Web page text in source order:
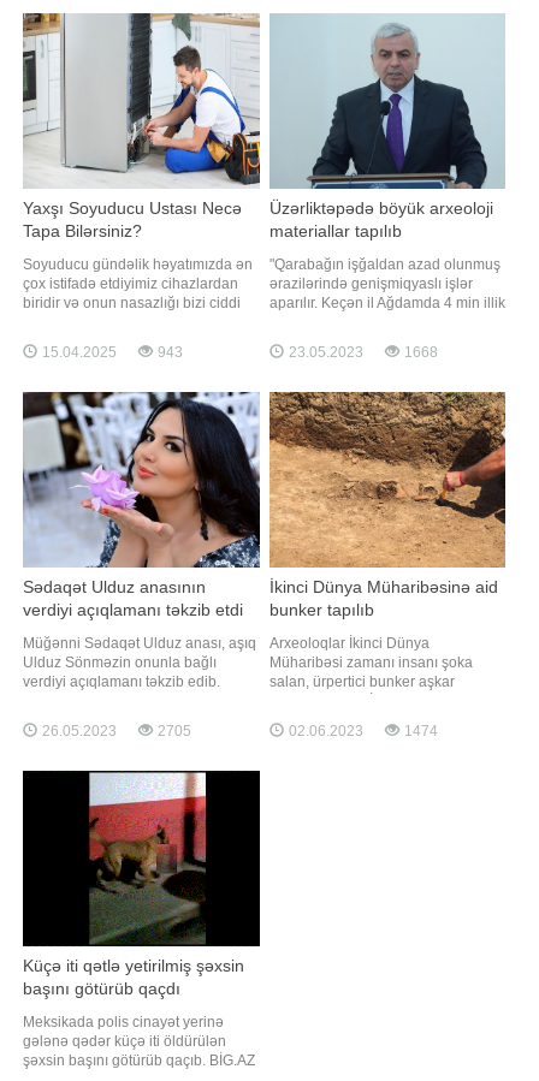
vəsilə olur. Xidmətlər : . SMM –
SMM Xidmeti, Instagram
maraqla izləyir və tez-tez bu obrazın
yeni səhnəciklərini
Yaxşı Soyuducu Ustası Necə
Tapa Bilərsiniz?
Soyuducu gündəlik həyatımızda ən
çox istifadə etdiyimiz cihazlardan
biridir və onun nasazlığı bizi ciddi
aylarında soyuducunun işləməməsi
ərzaqların xarab olmasına, maliyyə
görə də yaxşı və peşəkar Soyuducu
ustası tapmaq çox vacibdir
15.04.2025 943
Üzərliktəpədə böyük arxeoloji
materiallar tapılıb
"Qarabağın işğaldan azad olunmuş
ərazilərində genişmiqyaslı işlər
aparılır. Keçən il Ağdamda 4 min illik
Üzərliktəpədə 8 ay davam edən
arxeoloji qazıntı işləri görülüb. 2400
olunub". -ın xəbərinə görə, bunu
Azərbaycan Milli Elmlər
Akademiyasını
23.05.2023 1668
Sədaqət Ulduz anasının
verdiyi açıqlamanı təkzib etdi
Müğənni Sədaqət Ulduz anası, aşıq
Ulduz Sönməzin onunla bağlı
verdiyi açıqlamanı təkzib edib.
anasının bir müddət əvvəl onun
İsveçrəyə köçməsi ilə bağlı yaydığı
Bu haqda "Günün sədası"
verilişində danışan müğənni bildirib
26.05.2023 2705
İkinci Dünya Müharibəsinə aid
bunker tapılıb
Arxeoloqlar İkinci Dünya
Müharibəsi zamanı insanı şoka
salan, ürpertici bunker aşkar
verir ki, bu faciəvi yerdə 12 minə
qədər insan ölüb. Çində alimlər
02.06.2023 1474
Küçə iti qətlə yetirilmiş şəxsin
başını götürüb qaçdı
Meksikada polis cinayət yerinə
gələnə qədər küçə iti öldürülən
şəxsin başını götürüb qaçıb. BİG.AZ